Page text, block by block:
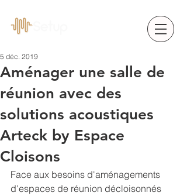
Aménager une salle de
réunion avec des
solutions acoustiques
Arteck by Espace
Cloisons
5 déc. 2019
Face aux besoins d'aménagements
d'espaces de réunion décloisonnés